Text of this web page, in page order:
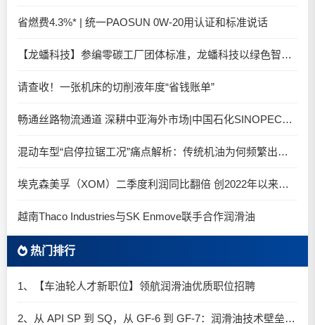
省燃费4.3%* | 统一PAOSUN 0W-20用认证和标准说话
【龙蟠科技】参编零碳工厂团体标准，龙蟠科技以绿色智造锚定零碳未来
请查收！一张机床的切削液年度“省钱账单”
畅通丝路物流通道 深耕中亚海外市场|中国石化SINOPEC润滑油北京-阿拉木图图定班列顺利抵达
混动车型“启停拉锯工况”痛点解析：传统机油为何频繁出现油泥堆积？
埃克森美孚（XOM）二季度利润同比翻倍 创2022年以来新高
越南Thaco Industries与SK Enmove联手合作润滑油
热门排行
1、【车油轮人才新职位】领航润滑油优质职位招聘
2、从 API SP 到 SQ，从 GF-6 到 GF-7：润滑油技术壁垒再升高，你准备好了吗？